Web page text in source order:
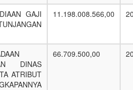
GAJI
11.198.008.566,00
DINAS
ATRIBUT
66.709.500,00